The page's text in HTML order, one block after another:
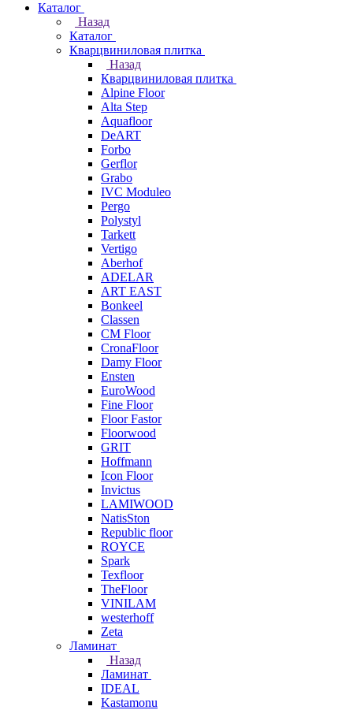
Каталог
Назад
Каталог
Кварцвиниловая плитка
Назад
Кварцвиниловая плитка
Alpine Floor
Alta Step
Aquafloor
DeART
Forbo
Gerflor
Grabo
IVC Moduleo
Pergo
Polystyl
Tarkett
Vertigo
Aberhof
ADELAR
ART EAST
Bonkeel
Classen
CM Floor
CronaFloor
Damy Floor
Ensten
EuroWood
Fine Floor
Floor Fastor
Floorwood
GRIT
Hoffmann
Icon Floor
Invictus
LAMIWOOD
NatisSton
Republic floor
ROYCE
Spark
Texfloor
TheFloor
VINILAM
westerhoff
Zeta
Ламинат
Назад
Ламинат
IDEAL
Kastamonu